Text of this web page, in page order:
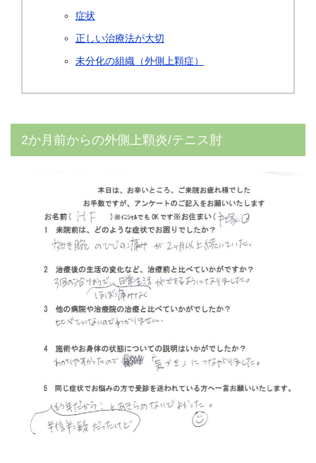
症状
正しい治療法が大切
未分化の組織（外側上顆症）
2か月前からの外側上顆炎/テニス肘